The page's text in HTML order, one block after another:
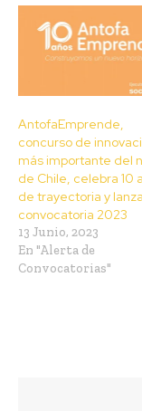
AntofaEmprende,
concurso de
más importante del
de Chile, celebra 10
de trayectoria y
convocatoria 2023
13 Junio, 2023
En "Alerta de
Convocatorias"